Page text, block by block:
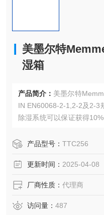
美墨尔特
湿箱
产品简介： 美墨尔特
IN EN60068-2-1,2-2及2-3
除湿系统可以保证获得
C〜+95°C （带湿度）；能
产品型号： TTC256
更新时间： 2025-04-08
厂商性质： 代理商
访问量： 487